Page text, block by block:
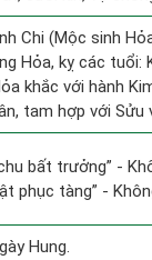
Chi (Mộc sinh
Hỏa, kỵ các tuổi:
khắc với hành
tam hợp với Sửu
bất trưởng” -
phục tàng” -
Hung.